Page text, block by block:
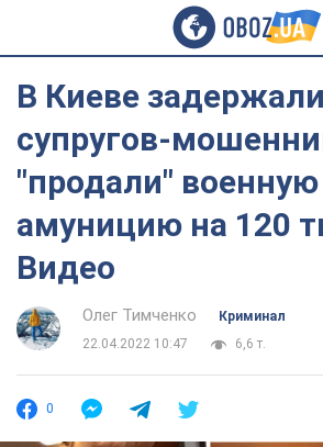
В Киеве задержали
супругов-
"продали" военную
амуницию на 120
Видео
Олег Тимченко
Криминал
22.04.2022 10:47
6,6 т.
0